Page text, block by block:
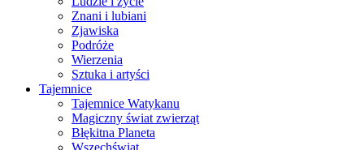
Znani i lubiani
Zjawiska
Podróże
Wierzenia
Sztuka i artyści
Tajemnice
Tajemnice Watykanu
Magiczny świat zwierząt
Błękitna Planeta
Wszechświat